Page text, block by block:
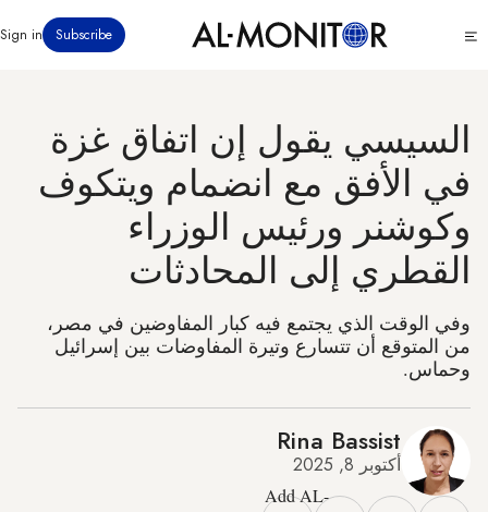
إلى
Subscribe
Sign in
السيسي يقول إن اتفاق غزة
في الأفق مع انضمام ويتكوف
وكوشنر ورئيس الوزراء
القطري إلى المحادثات
وفي الوقت الذي يجتمع فيه كبار المفاوضين في مصر،
من المتوقع أن تتسارع وتيرة المفاوضات بين إسرائيل
وحماس.
Rina Bassist
أكتوبر 8, 2025
Add AL-